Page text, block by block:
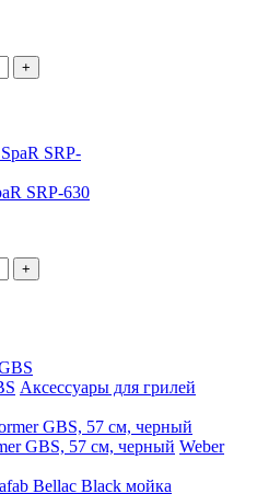
+
SRP-630
+
Аксессуары для грилей
GBS, 57 см, черный Weber